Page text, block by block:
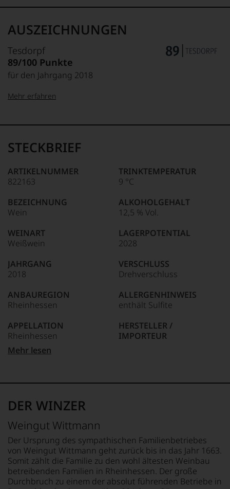
AUSZEICHNUNGEN
Tesdorpf
89/100 Punkte
für den Jahrgang 2018
95–98 Punkte:
90–94 Punkte:
Unter 85 Punkte:
Name
Tesdorpf
für
»Fine
für
die
edlen
Weine
der
Welt,
kaum
ein
Das
dokumentieren
auch
und
gerade
mit
Medaillen
Weinjournalisten
Fachpublikationen
unseren
Aussendungen
oder
in
unserem
Mehr erfahren
STECKBRIEF
ARTIKELNUMMER
822163
BEZEICHNUNG
Wein
WEINART
Weißwein
JAHRGANG
2018
ANBAUREGION
Rheinhessen
APPELLATION
Rheinhessen
REBSORTEN
BIO KENNZEICHNUNG
DE-ÖKO-006
BIO KENNZEICHNUNG
PRODUKT
DE-ÖKO-022
TRINKTEMPERATUR
9 °C
ALKOHOLGEHALT
12,5 % Vol.
LAGERPOTENTIAL
2028
VERSCHLUSS
Drehverschluss
ALLERGENHINWEIS
enthält Sulfite
HERSTELLER /
IMPORTEUR
Deutschland
GESCHMACK
trocken
Mehr lesen
DER WINZER
Weingut Wittmann
Der Ursprung des sympathischen Familienbetriebes
von Weingut Wittmann geht zurück bis in das Jahr 1663.
Somit zählt die Familie zu den wohl ältesten Weinbau
betreibenden Familien in Rheinhessen. Der große
Durchbruch zu einem der absolut führenden Betriebe in